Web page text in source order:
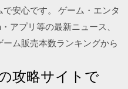
安心です。 ゲーム・エンタ
アプリ等の最新ニュース、
ム販売本数ランキングから
攻略サイトで